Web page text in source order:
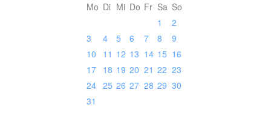
Mo Di Mi Do Fr Sa So
1
2
3
4 5 6 7 8
9
10
11 12 13 14 15 16
17
18 19 20 21 22 23
24 25 26 27 28 29 30
31